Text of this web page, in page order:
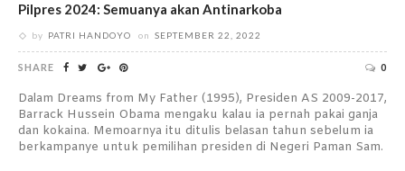
Pilpres 2024: Semuanya akan Antinarkoba
by PATRI HANDOYO on SEPTEMBER 22, 2022
SHARE 0
Dalam Dreams from My Father (1995), Presiden AS 2009-2017,
Barrack Hussein Obama mengaku kalau ia pernah pakai ganja
dan kokaina. Memoarnya itu ditulis belasan tahun sebelum ia
berkampanye untuk pemilihan presiden di Negeri Paman Sam.